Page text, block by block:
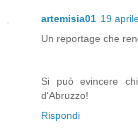
artemisia01 19
Un reportage che
Si può evincere
d'Abruzzo!
Rispondi